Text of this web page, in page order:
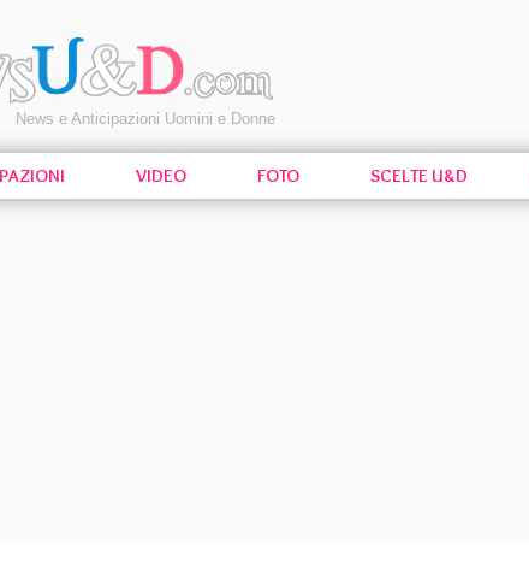
News e Anticipazioni Uomini e Donne
VIDEO FOTO SCELTE U&D